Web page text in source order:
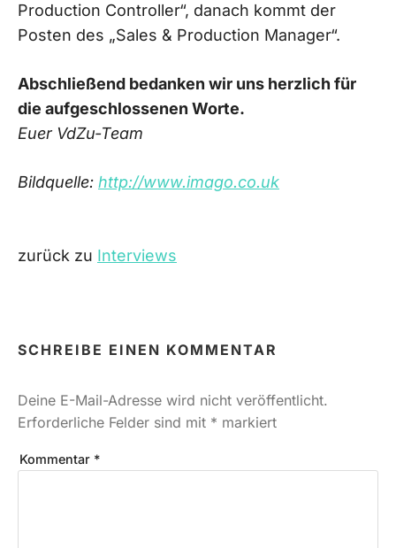
Production Controller“, danach kommt der
Posten des „Sales & Production Manager“.
Abschließend bedanken wir uns herzlich für
die aufgeschlossenen Worte.
Euer VdZu-Team
Bildquelle: http://www.imago.co.uk
zurück zu Interviews
SCHREIBE EINEN KOMMENTAR
Deine E-Mail-Adresse wird nicht veröffentlicht.
Erforderliche Felder sind mit * markiert
Kommentar *